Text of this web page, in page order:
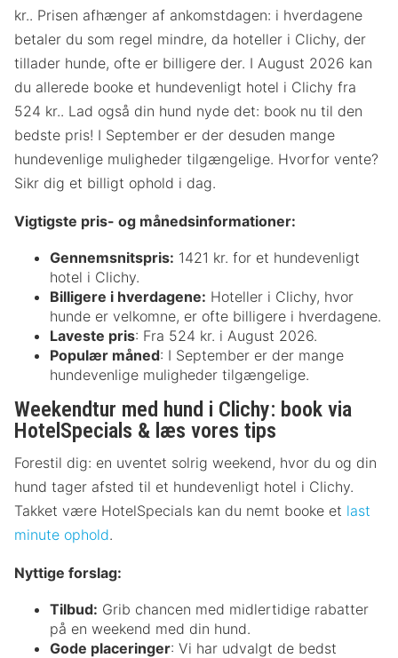
kr.. Prisen afhænger af ankomstdagen: i hverdagene
betaler du som regel mindre, da hoteller i Clichy, der
tillader hunde, ofte er billigere der. I August 2026 kan
du allerede booke et hundevenligt hotel i Clichy fra
524 kr.. Lad også din hund nyde det: book nu til den
bedste pris! I September er der desuden mange
hundevenlige muligheder tilgængelige. Hvorfor vente?
Sikr dig et billigt ophold i dag.
Vigtigste pris- og månedsinformationer:
Gennemsnitspris: 1421 kr. for et hundevenligt
hotel i Clichy.
Billigere i hverdagene: Hoteller i Clichy, hvor
hunde er velkomne, er ofte billigere i hverdagene.
Laveste pris: Fra 524 kr. i August 2026.
Populær måned: I September er der mange
hundevenlige muligheder tilgængelige.
Weekendtur med hund i Clichy: book via
HotelSpecials & læs vores tips
Forestil dig: en uventet solrig weekend, hvor du og din
hund tager afsted til et hundevenligt hotel i Clichy.
Takket være HotelSpecials kan du nemt booke et last
minute ophold.
Nyttige forslag:
Tilbud: Grib chancen med midlertidige rabatter
på en weekend med din hund.
Gode placeringer: Vi har udvalgt de bedst